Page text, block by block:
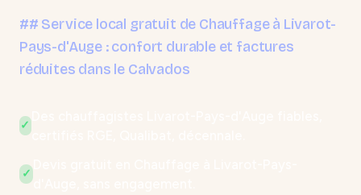
## Service local gratuit de Chauffage à Livarot-
Pays-d'Auge : confort durable et factures
réduites dans le Calvados
✓
Des chauffagistes Livarot-Pays-d'Auge fiables,
certifiés RGE, Qualibat, décennale.
✓